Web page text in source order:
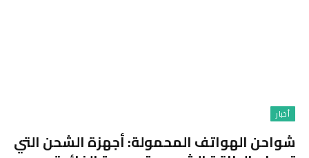
أخبار
شواحن الهواتف المحمولة: أجهزة الشحن التي